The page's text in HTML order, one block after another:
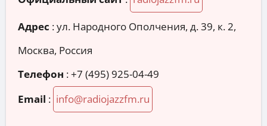
Адрес :ул. Народного Ополчения, д. 39, к. 2,
Москва, Россия
Телефон :+7 (495) 925-04-49
Email : info@radiojazzfm.ru